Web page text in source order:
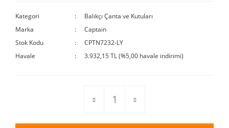
Kategori
Balıkçı Çanta ve Kutuları
Marka
Captain
Stok Kodu
CPTN7232-LY
Havale
3.932,15 TL (%5,00 havale indirimi)